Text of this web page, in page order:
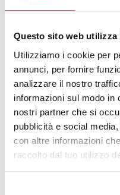
Questo sito web utilizza
Utilizziamo i cookie per
annunci, per fornire
analizzare il nostro
informazioni sul modo in
nostri partner che si
pubblicità e social
con altre informazioni
raccolto dal tuo utilizzo
sempre più apprezzata
semplicità e rapidità nel
portale Aste tra Privati
e accessibile anche a
mondo delle aste
Vuoi saperne di più?
Clicca qui, registrati
su “segui la vendita”
Oppure contattaci